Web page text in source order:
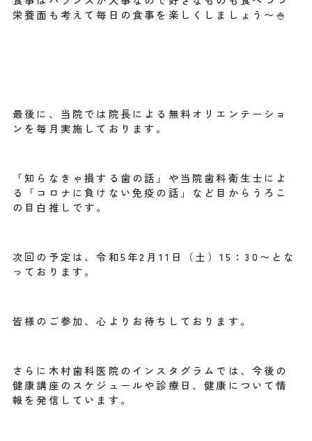
栄養面も考えて毎日の食事を楽しくしましょう〜🍚
最後に、当院では院長による無料オリエンテーショ
ンを毎月実施しております。
「知らなきゃ損する歯の話」や当院歯科衛生士によ
る「コロナに負けない免疫の話」など目からうろこ
の目白推しです。
次回の予定は、令和5年2月11日（土）15：30〜とな
っております。
皆様のご参加、心よりお待ちしております。
さらに木村歯科医院のインスタグラムでは、今後の
健康講座のスケジュールや診療日、健康について情
報を発信しています。